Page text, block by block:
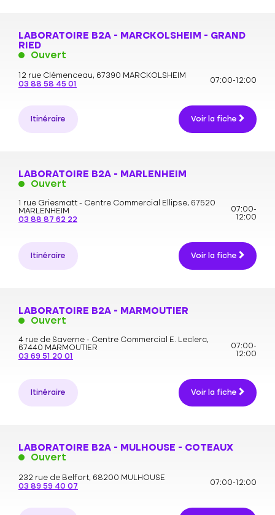
LABORATOIRE B2A - MARCKOLSHEIM - GRAND
RIED
Ouvert
12 rue Clémenceau, 67390 MARCKOLSHEIM
03 88 58 45 01
07:00-12:00
Itinéraire Voir la fiche
LABORATOIRE B2A - MARLENHEIM
Ouvert
1 rue Griesmatt - Centre Commercial Ellipse, 67520
MARLENHEIM
03 88 87 62 22
07:00-
12:00
Itinéraire Voir la fiche
LABORATOIRE B2A - MARMOUTIER
Ouvert
4 rue de Saverne - Centre Commercial E. Leclerc,
67440 MARMOUTIER
03 69 51 20 01
07:00-
12:00
Itinéraire Voir la fiche
LABORATOIRE B2A - MULHOUSE - COTEAUX
Ouvert
232 rue de Belfort, 68200 MULHOUSE
03 89 59 40 07
07:00-12:00